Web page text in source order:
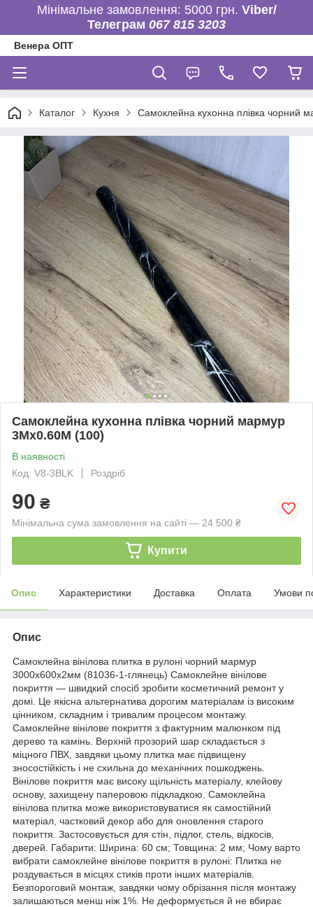
Мінімальне замовлення: 5000 грн. Viber/
Телеграм 067 815 3203
Венера ОПТ
Каталог Кухня Самоклейна кухонна плівка чорний
Самоклейна кухонна плівка чорний мармур
3Mх0.60M (100)
В наявності
Код: V8-3BLK
Роздріб
90 ₴
Мінімальна сума замовлення на сайті — 24 500 ₴
Купити
Опис Характеристики Доставка Оплата Умови
Опис
Самоклейна вінілова плитка в рулоні чорний мармур
3000х600х2мм (81036-1-глянець) Самоклейне вінілове
покриття — швидкий спосіб зробити косметичний ремонт у
домі. Це якісна альтернатива дорогим матеріалам із високим
цінником, складним і тривалим процесом монтажу.
Самоклейне вінілове покриття з фактурним малюнком під
дерево та камінь. Верхній прозорий шар складається з
міцного ПВХ, завдяки цьому плитка має підвищену
зносостійкість і не схильна до механічних пошкоджень.
Вінілове покриття має високу щільність матеріалу, клейову
основу, захищену паперовою підкладкою. Самоклейна
вінілова плитка може використовуватися як самостійний
матеріал, частковий декор або для оновлення старого
покриття. Застосовується для стін, підлог, стель, відкосів,
дверей. Габарити: Ширина: 60 см; Товщина: 2 мм; Чому варто
вибрати самоклейне вінілове покриття в рулоні: Плитка не
роздувається в місцях стиків проти інших матеріалів.
Безпороговий монтаж, завдяки чому обрізання після монтажу
залишаються менш ніж 1%. Не деформується й не вбирає